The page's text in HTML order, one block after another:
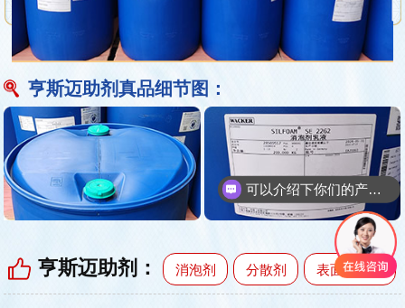
亨斯迈助剂 ： 消泡剂 分散剂 表面活性剂
亨斯迈助剂真品细节图：
可以介绍下你们的产品么